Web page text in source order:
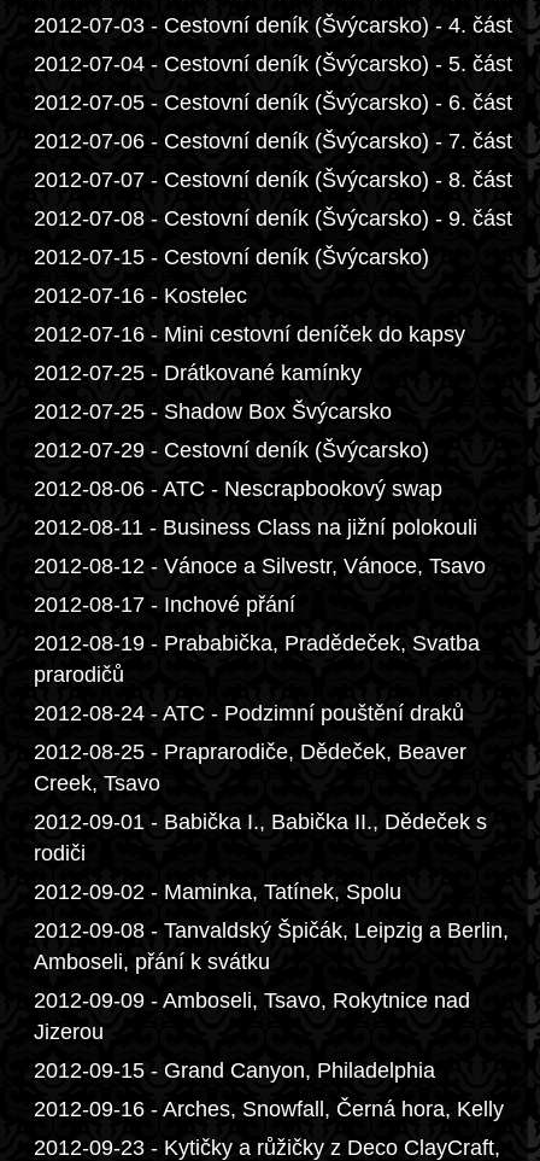
2012-07-03 - Cestovní deník (Švýcarsko) - 4. část
2012-07-04 - Cestovní deník (Švýcarsko) - 5. část
2012-07-05 - Cestovní deník (Švýcarsko) - 6. část
2012-07-06 - Cestovní deník (Švýcarsko) - 7. část
2012-07-07 - Cestovní deník (Švýcarsko) - 8. část
2012-07-08 - Cestovní deník (Švýcarsko) - 9. část
2012-07-15 - Cestovní deník (Švýcarsko)
2012-07-16 - Kostelec
2012-07-16 - Mini cestovní deníček do kapsy
2012-07-25 - Drátkované kamínky
2012-07-25 - Shadow Box Švýcarsko
2012-07-29 - Cestovní deník (Švýcarsko)
2012-08-06 - ATC - Nescrapbookový swap
2012-08-11 - Business Class na jižní polokouli
2012-08-12 - Vánoce a Silvestr, Vánoce, Tsavo
2012-08-17 - Inchové přání
2012-08-19 - Prababička, Pradědeček, Svatba
prarodičů
2012-08-24 - ATC - Podzimní pouštění draků
2012-08-25 - Praprarodiče, Dědeček, Beaver
Creek, Tsavo
2012-09-01 - Babička I., Babička II., Dědeček s
rodiči
2012-09-02 - Maminka, Tatínek, Spolu
2012-09-08 - Tanvaldský Špičák, Leipzig a Berlin,
Amboseli, přání k svátku
2012-09-09 - Amboseli, Tsavo, Rokytnice nad
Jizerou
2012-09-15 - Grand Canyon, Philadelphia
2012-09-16 - Arches, Snowfall, Černá hora, Kelly
2012-09-23 - Kytičky a růžičky z Deco ClayCraft,